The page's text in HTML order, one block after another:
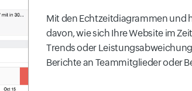
Mit den Echtzeitdiagrammen und
davon, wie sich Ihre Website im
Trends oder
Berichte an Teammitglieder oder